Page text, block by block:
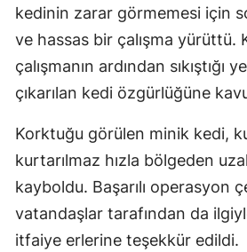
kedinin zarar görmemesi için
ve hassas bir çalışma yürüttü.
çalışmanın ardından sıkıştığı
çıkarılan kedi özgürlüğüne
Korktuğu görülen minik kedi,
kurtarılmaz hızla bölgeden
kayboldu. Başarılı operasyon
vatandaşlar tarafından da
itfaiye erlerine teşekkür edildi.